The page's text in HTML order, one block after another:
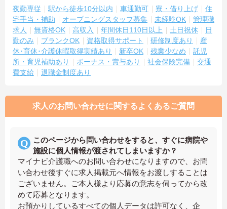
夜勤専従 駅から徒歩10分以内 車通勤可 寮・借り上げ
住
宅手当・補助
オープニングスタッフ募集 未経験OK
管理職
求人
無資格OK 高収入 年間休日110日以上 土日祝休
日
勤のみ
ブランクOK 資格取得サポート 研修制度あり
産
休･育休･介護休暇取得実績あり
新卒OK 残業少なめ
託児
所・育児補助あり
ボーナス・賞与あり 社会保険完備
交通
費支給
退職金制度あり
求人のお問い合わせに関するよくあるご質問
このページから問い合わせをすると、すぐに病院や
施設に個人情報が渡されてしまいますか？
マイナビ介護職へのお問い合わせになりますので、お問
い合わせ後すぐに求人掲載元へ情報をお渡しすることは
ございません。ご本人様より応募の意志を伺ってから改
めて応募となります。
お預かりしているすべての個人データは許可なく、企